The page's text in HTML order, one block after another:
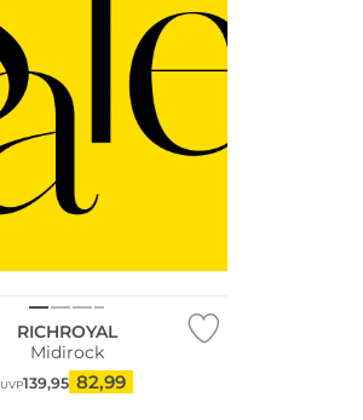
RICHROYAL
Midirock
UVP139,95 82,99